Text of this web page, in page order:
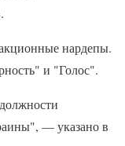
нардепы.
и "Голос".
— указано в